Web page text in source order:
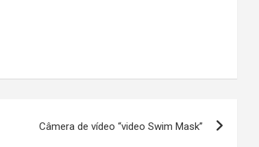
Câmera de vídeo “video Swim Mask”